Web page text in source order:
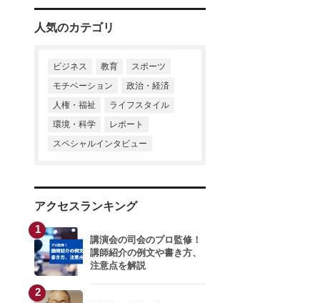
山本昌邦
武田美保
川村透
中村浩子
小野浩二
榊原貴子
富永秀一
内田裕子
岡田晃
松野豊
黒田英雄
谷田昭吾
榎本晋作
山本衣奈子
大谷由里子
清水克彦
春日美奈子
渡辺真由子
親野智可等
石川結貴
人気のカテゴリ
ビジネス 教育
スポーツ
モチベーション
政治・経済
人権・福祉
ライフスタイル
環境・科学
レポート
スペシャルインタビュー
アクセスランキング
1
講演会の司会のプロ監修！
講師紹介の例文や書き方、
注意点を解説
2